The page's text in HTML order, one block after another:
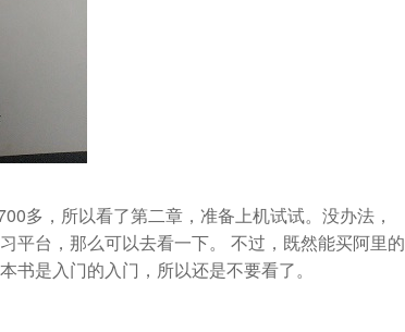
多，所以看了第二章，准备上机试试。没办法，
平台，那么可以去看一下。 不过，既然能买阿里的
是入门的入门，所以还是不要看了。